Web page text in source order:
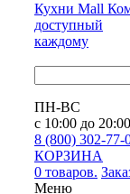
Кухни Mall
доступный
каждому
ПН-ВС
с 10:00 до 20:00
8 (800) 302-77-
КОРЗИНА
0 товаров.
Меню